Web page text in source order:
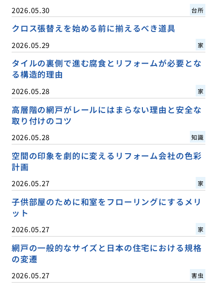
2026.05.30 台所
クロス張替えを始める前に揃えるべき道具
2026.05.29 家
タイルの裏側で進む腐食とリフォームが必要とな
る構造的理由
2026.05.28 家
高層階の網戸がレールにはまらない理由と安全な
取り付けのコツ
2026.05.28 知識
空間の印象を劇的に変えるリフォーム会社の色彩
計画
2026.05.27 家
子供部屋のために和室をフローリングにするメリ
ット
2026.05.27 家
網戸の一般的なサイズと日本の住宅における規格
の変遷
2026.05.27 害虫